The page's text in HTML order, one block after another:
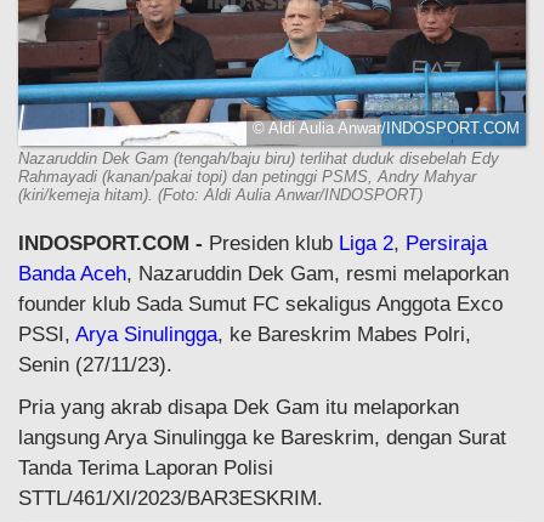
© Aldi Aulia Anwar/INDOSPORT.COM
Nazaruddin Dek Gam (tengah/baju biru) terlihat duduk disebelah Edy
Rahmayadi (kanan/pakai topi) dan petinggi PSMS, Andry Mahyar
(kiri/kemeja hitam). (Foto: Aldi Aulia Anwar/INDOSPORT)
INDOSPORT.COM - Presiden klub Liga 2, Persiraja
Banda Aceh, Nazaruddin Dek Gam, resmi melaporkan
founder klub Sada Sumut FC sekaligus Anggota Exco
PSSI, Arya Sinulingga, ke Bareskrim Mabes Polri,
Senin (27/11/23).
Pria yang akrab disapa Dek Gam itu melaporkan
langsung Arya Sinulingga ke Bareskrim, dengan Surat
Tanda Terima Laporan Polisi
STTL/461/XI/2023/BAR3ESKRIM.